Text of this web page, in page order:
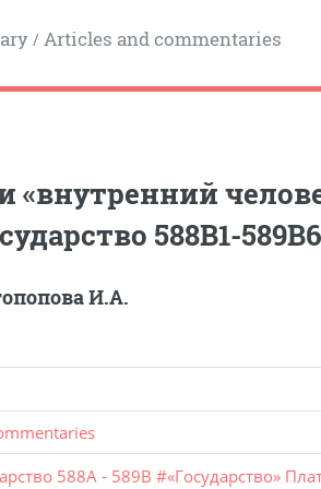
/ Articles and commentaries
«внутренний
588B1-
И.А.
588A - 589B #«Государство»